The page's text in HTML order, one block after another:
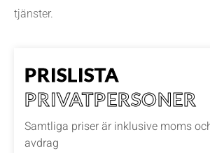
tjänster.
PRISLISTA
PRIVATPERSONER
Samtliga priser är inklusive moms
avdrag